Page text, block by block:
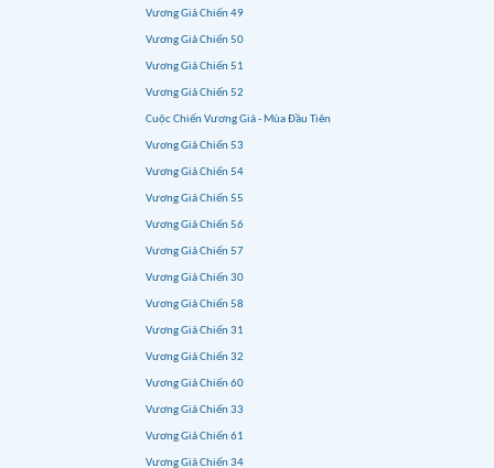
Vương Giả Chiến 49
Vương Giả Chiến 50
Vương Giả Chiến 51
Vương Giả Chiến 52
Cuộc Chiến Vương Giả - Mùa Đầu Tiên
Vương Giả Chiến 53
Vương Giả Chiến 54
Vương Giả Chiến 55
Vương Giả Chiến 56
Vương Giả Chiến 57
Vương Giả Chiến 30
Vương Giả Chiến 58
Vương Giả Chiến 31
Vương Giả Chiến 32
Vương Giả Chiến 60
Vương Giả Chiến 33
Vương Giả Chiến 61
Vương Giả Chiến 34